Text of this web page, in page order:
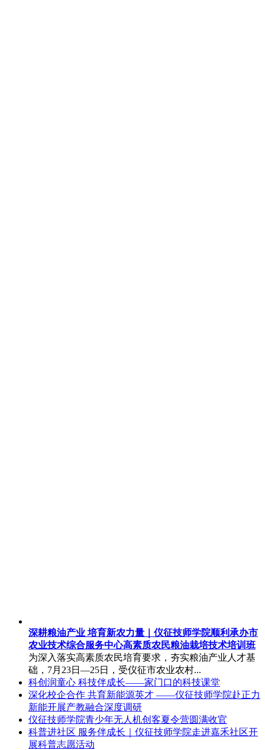
深耕粮油产业 培育新农力量｜仪征技师学院顺利承办市
农业技术综合服务中心高素质农民粮油栽培技术培训班
为深入落实高素质农民培育要求，夯实粮油产业人才基
础，7月23日—25日，受仪征市农业农村...
科创润童心 科技伴成长——家门口的科技课堂
深化校企合作 共育新能源英才 ——仪征技师学院赴正力
新能开展产教融合深度调研
仪征技师学院青少年无人机创客夏令营圆满收官
科普进社区 服务伴成长｜仪征技师学院走进嘉禾社区开
展科普志愿活动